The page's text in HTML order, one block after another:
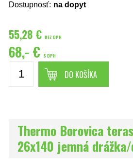
Dostupnosť: na dopyt
55,28 € BEZ DPH
68,- € S DPH
DO KOŠÍKA
Thermo Borovica
26x140 jemná